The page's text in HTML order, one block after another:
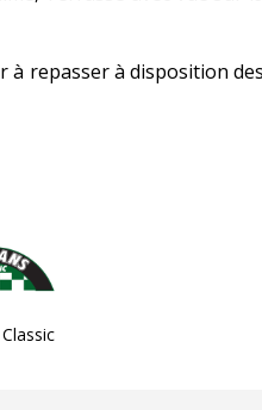
à repasser à disposition